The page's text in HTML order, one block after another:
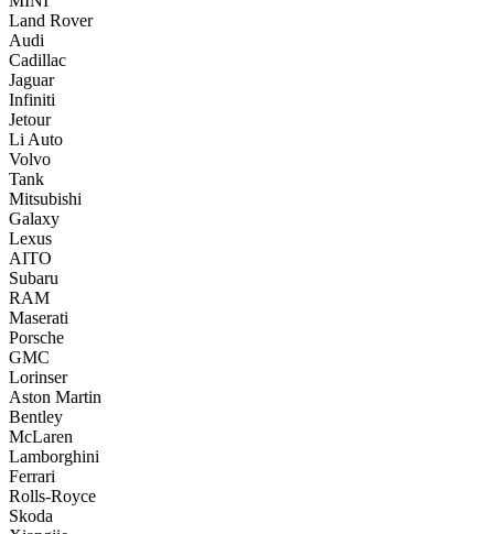
Land Rover
Audi
Cadillac
Jaguar
Infiniti
Jetour
Li Auto
Volvo
Tank
Mitsubishi
Galaxy
Lexus
AITO
Subaru
RAM
Maserati
Porsche
GMC
Lorinser
Aston Martin
Bentley
McLaren
Lamborghini
Ferrari
Rolls-Royce
Skoda